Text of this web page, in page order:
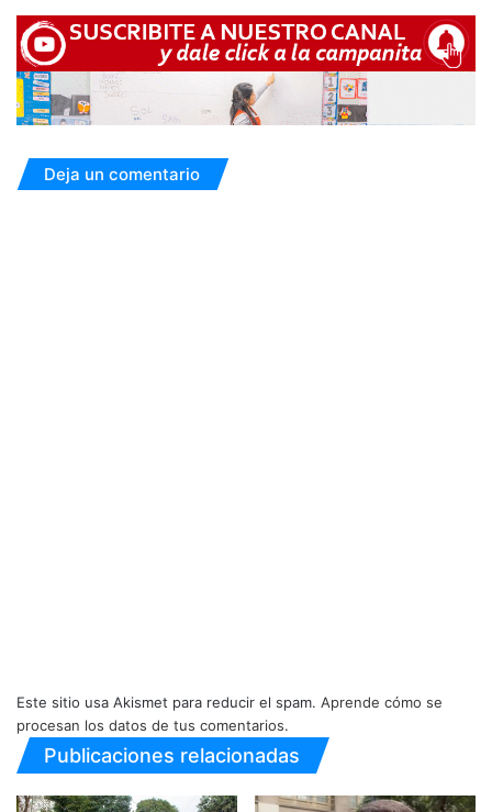
Deja un comentario
Este sitio usa Akismet para reducir el spam. Aprende cómo se
procesan los datos de tus comentarios.
Publicaciones relacionadas